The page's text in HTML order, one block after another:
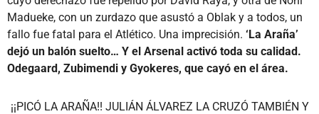
Madueke, con un zurdazo que asustó a Oblak y a todos, un
fallo fue fatal para el Atlético. Una imprecisión. ‘La Araña’
dejó un balón suelto… Y el Arsenal activó toda su calidad.
Odegaard, Zubimendi y Gyokeres, que cayó en el área.
¡¡PICÓ LA ARAÑA!! JULIÁN ÁLVAREZ LA CRUZÓ TAMBIÉN Y